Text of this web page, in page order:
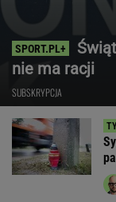
nie ma racji
SUBSKRYPCJA